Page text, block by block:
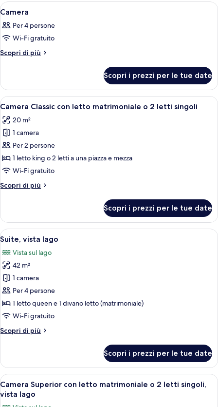
Apri
tutte
le
foto
per
Divano blu su un balcone con vista
1
Camera
Per 4 persone
Wi-Fi gratuito
Scopri di più
Altri
Scopri i prezzi per le tue date
Apri
tutte
le
foto
per
Camera
Classic
letto
2
letti
singoli
Una camera d'hotel moderna con
4
Camera Classic con letto matrimoniale o 2 letti singoli
20 m²
1 camera
Per 2 persone
1 letto king o 2 letti a una piazza e mezza
Wi-Fi gratuito
Scopri di più
Altri
Classic
con
letto
o
2
letti
singoli
Scopri i prezzi per le tue date
Apri
tutte
le
foto
per
Suite,
vista
lago
Una moderna camera d'albergo
4
Suite, vista lago
Vista sul lago
42 m²
1 camera
Per 4 persone
1 letto queen e 1 divano letto (matrimoniale)
Wi-Fi gratuito
Scopri di più
Altri
vista
lago
Scopri i prezzi per le tue date
Apri
tutte
Una camera d'albergo con un letto
5
Camera Superior con letto matrimoniale o 2 letti singoli,
vista lago